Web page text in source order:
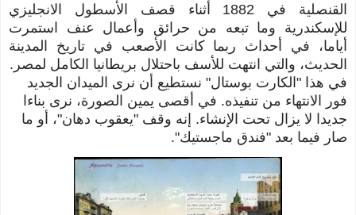
القنصلية في 1882 أثناء قصف الأسطول الانجليزي
للإسكندرية وما تبعه من حرائق وأعمال عنف استمرت
أياما، في أحداث ربما كانت الأصعب في تاريخ المدينة
الحديث، والتي انتهت للأسف باحتلال بريطانيا الكامل لمصر.
في هذا "الكارت بوستال" نستطيع أن نرى الميدان الجديد
فور الانتهاء من تنفيذه. في أقصى يمين الصورة، نرى بناءا
جديدا لا يزال تحت الإنشاء. إنه وقف "يعقوب دهان"، أو ما
صار فيما بعد "فندق ماجستيك".